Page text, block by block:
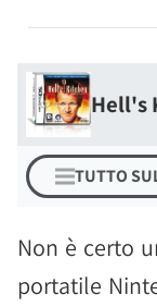
Hell's
TUTTO
Non è certo
portatile